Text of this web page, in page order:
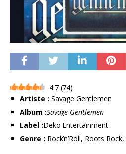
4.7 (74)
Artiste : Savage Gentlemen
Album :Savage Gentlemen
Label :Deko Entertainment
Genre : Rock’n’Roll, Roots